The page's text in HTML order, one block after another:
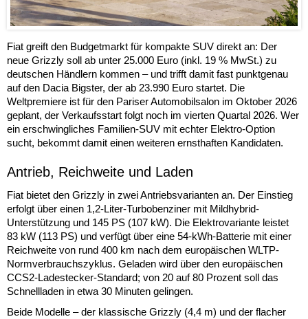
Fiat greift den Budgetmarkt für kompakte SUV direkt an: Der
neue Grizzly soll ab unter 25.000 Euro (inkl. 19 % MwSt.) zu
deutschen Händlern kommen – und trifft damit fast punktgenau
auf den Dacia Bigster, der ab 23.990 Euro startet. Die
Weltpremiere ist für den Pariser Automobilsalon im Oktober 2026
geplant, der Verkaufsstart folgt noch im vierten Quartal 2026. Wer
ein erschwingliches Familien-SUV mit echter Elektro-Option
sucht, bekommt damit einen weiteren ernsthaften Kandidaten.
Antrieb, Reichweite und Laden
Fiat bietet den Grizzly in zwei Antriebsvarianten an. Der Einstieg
erfolgt über einen 1,2-Liter-Turbobenziner mit Mildhybrid-
Unterstützung und 145 PS (107 kW). Die Elektrovariante leistet
83 kW (113 PS) und verfügt über eine 54-kWh-Batterie mit einer
Reichweite von rund 400 km nach dem europäischen WLTP-
Normverbrauchszyklus. Geladen wird über den europäischen
CCS2-Ladestecker-Standard; von 20 auf 80 Prozent soll das
Schnellladen in etwa 30 Minuten gelingen.
Beide Modelle – der klassische Grizzly (4,4 m) und der flacher